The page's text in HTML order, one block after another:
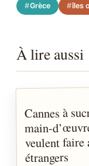
Grèce îles
À lire aussi
ACTUALITÉS
Cannes à
main-
veulent faire
étrangers